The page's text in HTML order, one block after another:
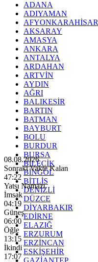
ADANA
ADIYAMAN
AFYONKARAHİSAR
AKSARAY
AMASYA
ANKARA
ANTALYA
ARDAHAN
ARTVİN
AYDIN
AĞRI
BALIKESİR
BARTIN
BATMAN
BAYBURT
BOLU
BURDUR
BURSA
BİLECİK
BİNGÖL
BİTLİS
DENİZLİ
DÜZCE
DİYARBAKIR
EDİRNE
ELAZIĞ
ERZURUM
ERZİNCAN
ESKİŞEHİR
GAZİANTEP
08.08.2026
Sonraki Vakte Kalan
47:20
Yatsı Namazı
İmsak
04:19
Güneş
06:00
Öğle
13:15
İkindi
17:07